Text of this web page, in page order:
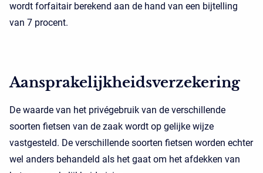
wordt forfaitair berekend aan de hand van een bijtelling
van 7 procent.
Aansprakelijkheidsverzekering
De waarde van het privégebruik van de verschillende
soorten fietsen van de zaak wordt op gelijke wijze
vastgesteld. De verschillende soorten fietsen worden echter
wel anders behandeld als het gaat om het afdekken van